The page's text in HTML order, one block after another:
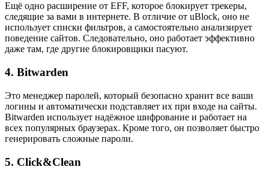
Ещё одно расширение от EFF, которое блокирует трекеры,
следящие за вами в интернете. В отличие от uBlock, оно не
использует списки фильтров, а самостоятельно анализирует
поведение сайтов. Следовательно, оно работает эффективно
даже там, где другие блокировщики пасуют.
4. Bitwarden
Это менеджер паролей, который безопасно хранит все ваши
логины и автоматически подставляет их при входе на сайты.
Bitwarden использует надёжное шифрование и работает на
всех популярных браузерах. Кроме того, он позволяет быстро
генерировать сложные пароли.
5. Click&Clean